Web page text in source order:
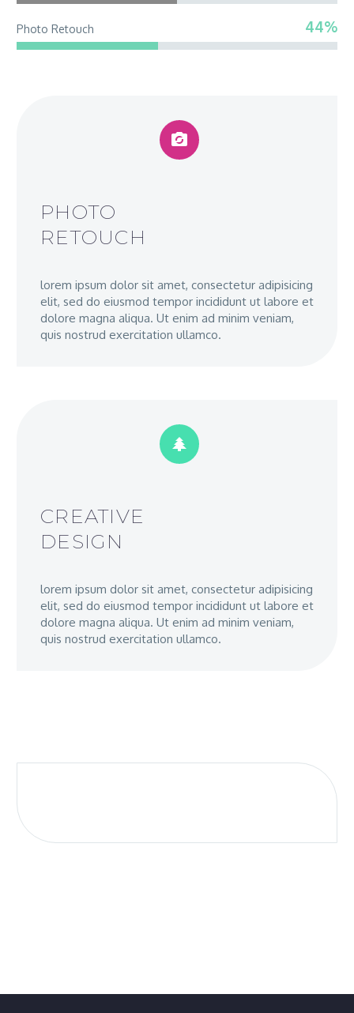
Photo Retouch 44%


PHOTO
RETOUCH
lorem ipsum dolor sit amet, consectetur adipisicing
elit, sed do eiusmod tempor incididunt ut labore et
dolore magna aliqua. Ut enim ad minim veniam,
quis nostrud exercitation ullamco.


CREATIVE
DESIGN
lorem ipsum dolor sit amet, consectetur adipisicing
elit, sed do eiusmod tempor incididunt ut labore et
dolore magna aliqua. Ut enim ad minim veniam,
quis nostrud exercitation ullamco.